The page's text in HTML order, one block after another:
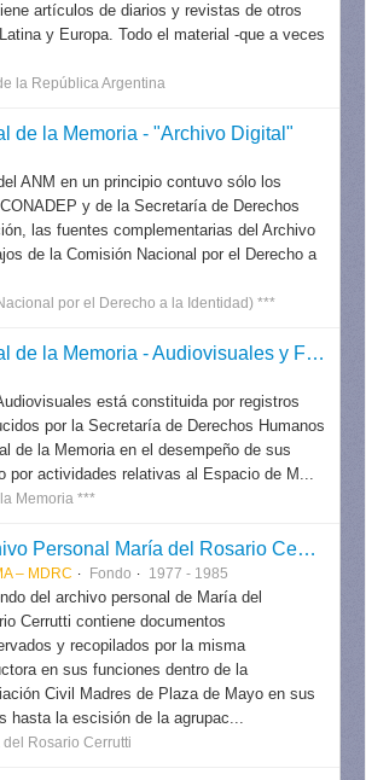
artículos de diarios y revistas de otros
y Europa. Todo el material -que a veces
la República Argentina
de la Memoria - "Archivo Digital"
ANM en un principio contuvo sólo los
y de la Secretaría de Derechos
las fuentes complementarias del Archivo
de la Comisión Nacional por el Derecho a
por el Derecho a la Identidad) ***
Archivo Nacional de la Memoria - Audiovisuales y Fotografías
está constituida por registros
por la Secretaría de Derechos Humanos
de la Memoria en el desempeño de sus
por actividades relativas al Espacio de M...
Memoria ***
Archivo Personal María del Rosario Cerrutti
– MDRC Fondo 1977 - 1985
del archivo personal de María del
Cerrutti contiene documentos
y recopilados por la misma
en sus funciones dentro de la
Civil Madres de Plaza de Mayo en sus
hasta la escisión de la agrupac...
del Rosario Cerrutti